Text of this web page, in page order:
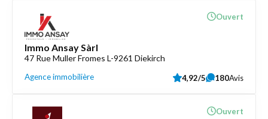
Immo Ansay Sàrl
47 Rue Muller Fromes L-9261 Diekirch
Agence immobilière
Ouvert
4,92/5 180Avis
Ouvert